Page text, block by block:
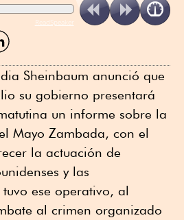
ReadSpeaker
Sheinbaum anunció que
su gobierno presentará
un informe sobre la
Mayo Zambada, con el
la actuación de
y las
ese operativo, al
al crimen organizado